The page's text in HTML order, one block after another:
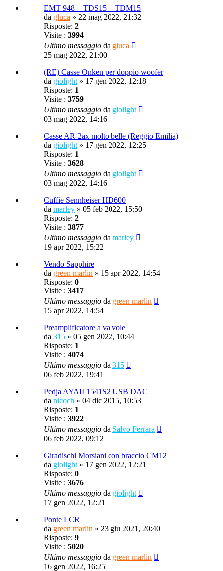
EMT 948 + TDS15 + TDM15
da gluca » 22 mag 2022, 21:32
Risposte: 2
Visite : 3994
Ultimo messaggio da gluca
25 mag 2022, 21:00
(RE) Casse Onken per doppio woofer
da giolight » 17 gen 2022, 12:18
Risposte: 1
Visite : 3759
Ultimo messaggio da giolight
03 mag 2022, 14:16
Casse AR-2ax molto belle (Reggio Emilia)
da giolight » 17 gen 2022, 12:25
Risposte: 1
Visite : 3628
Ultimo messaggio da giolight
03 mag 2022, 14:16
Cuffie Sennheiser HD600
da marley » 05 feb 2022, 15:50
Risposte: 2
Visite : 3877
Ultimo messaggio da marley
19 apr 2022, 15:22
Vendo Sapphire
da green marlin » 15 apr 2022, 14:54
Risposte: 0
Visite : 3417
Ultimo messaggio da green marlin
15 apr 2022, 14:54
Preamplificatore a valvole
da 315 » 05 gen 2022, 10:44
Risposte: 1
Visite : 4074
Ultimo messaggio da 315
06 feb 2022, 19:41
Pedja AYAII 1541S2 USB DAC
da nicoch » 04 dic 2015, 10:53
Risposte: 1
Visite : 3922
Ultimo messaggio da Salvo Ferrara
06 feb 2022, 09:12
Giradischi Morsiani con braccio CM12
da giolight » 17 gen 2022, 12:21
Risposte: 0
Visite : 3676
Ultimo messaggio da giolight
17 gen 2022, 12:21
Ponte LCR
da green marlin » 23 giu 2021, 20:40
Risposte: 9
Visite : 5020
Ultimo messaggio da green marlin
16 gen 2022, 16:25